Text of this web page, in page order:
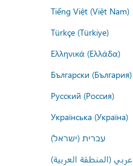
Tiếng Việt (Việt Nam)
Türkçe (Türkiye)
Ελληνικά (Ελλάδα)
Български (България)
Русский (Россия)
Українська (Україна)
עברית (ישראל)
عربي (المنطقة العربية)